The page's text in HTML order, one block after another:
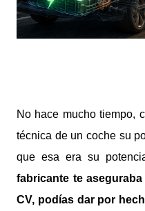
No hace mucho tiempo,
técnica de un coche su
que esa era su
fabricante te
CV, podías dar por